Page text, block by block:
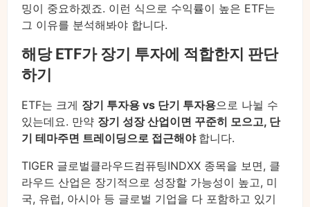
밍이 중요하겠죠. 이런 식으로 수익률이 높은 ETF는
그 이유를 분석해봐야 합니다.
해당 ETF가 장기 투자에 적합한지 판단
하기
ETF는 크게 장기 투자용 vs 단기 투자용으로 나뉠 수
있는데요. 만약 장기 성장 산업이면 꾸준히 모으고, 단
기 테마주면 트레이딩으로 접근해야 합니다.
TIGER 글로벌클라우드컴퓨팅INDXX 종목을 보면, 클
라우드 산업은 장기적으로 성장할 가능성이 높고, 미
국, 유럽, 아시아 등 글로벌 기업을 다 포함하고 있기